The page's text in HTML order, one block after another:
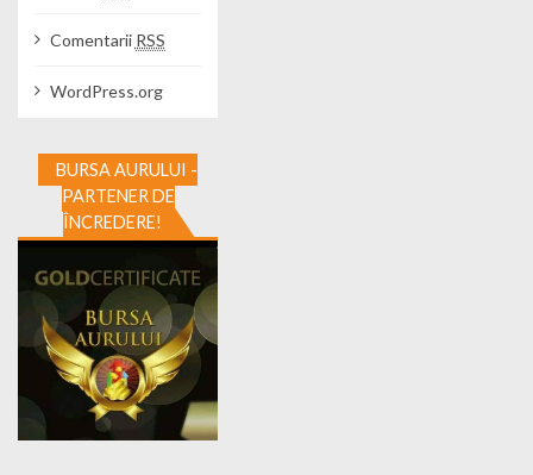
Comentarii RSS
WordPress.org
BURSA AURULUI -
PARTENER DE
ÎNCREDERE!